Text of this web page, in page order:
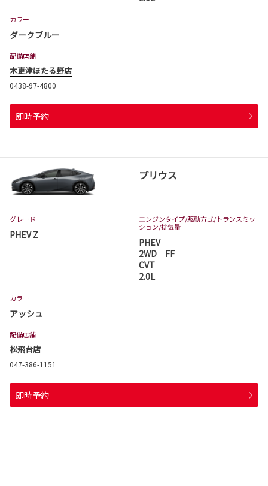
カラー
ダークブルー
配備店舗
木更津ほたる野店
0438-97-4800
即時予約
プリウス
グレード
PHEV Z
エンジンタイプ/駆動方式/トランスミッ
ション/排気量
PHEV
2WD FF
CVT
2.0L
カラー
アッシュ
配備店舗
松飛台店
047-386-1151
即時予約